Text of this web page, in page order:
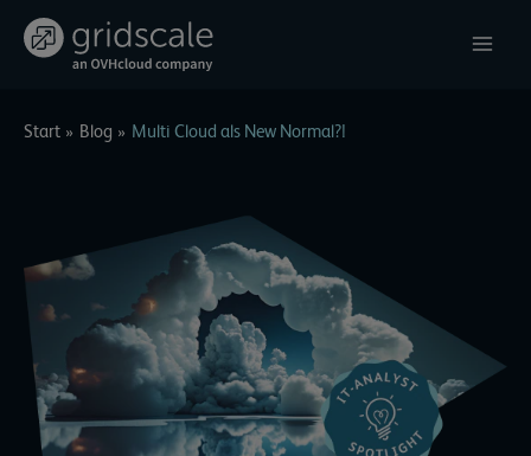
Inhalt
Start Blog Multi Cloud als New Normal?!